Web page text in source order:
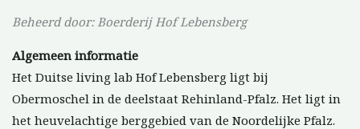
Beheerd door: Boerderij Hof Lebensberg
Algemeen informatie
Het Duitse living lab Hof Lebensberg ligt bij
Obermoschel in de deelstaat Rehinland-Pfalz. Het ligt in
het heuvelachtige berggebied van de Noordelijke Pfalz.